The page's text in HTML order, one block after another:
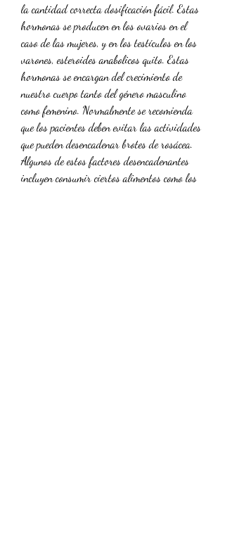
la cantidad correcta dosificación fácil. Estas
hormonas se producen en los ovarios en el
caso de las mujeres, y en los testículos en los
varones, esteroides anabolicos quito. Estas
hormonas se encargan del crecimiento de
nuestro cuerpo tanto del género masculino
como femenino. Normalmente se recomienda
que los pacientes deben evitar las actividades
que pueden desencadenar brotes de rosácea.
Algunos de estos factores desencadenantes
incluyen consumir ciertos alimentos como los